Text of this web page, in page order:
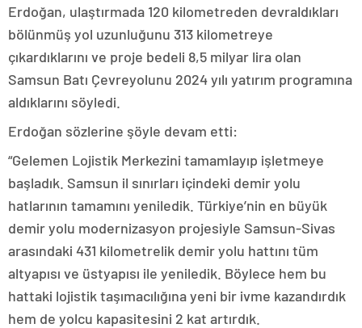
Erdoğan, ulaştırmada 120 kilometreden devraldıkları
bölünmüş yol uzunluğunu 313 kilometreye
çıkardıklarını ve proje bedeli 8,5 milyar lira olan
Samsun Batı Çevreyolunu 2024 yılı yatırım programına
aldıklarını söyledi.
Erdoğan sözlerine şöyle devam etti:
“Gelemen Lojistik Merkezini tamamlayıp işletmeye
başladık. Samsun il sınırları içindeki demir yolu
hatlarının tamamını yeniledik. Türkiye’nin en büyük
demir yolu modernizasyon projesiyle Samsun-Sivas
arasındaki 431 kilometrelik demir yolu hattını tüm
altyapısı ve üstyapısı ile yeniledik. Böylece hem bu
hattaki lojistik taşımacılığına yeni bir ivme kazandırdık
hem de yolcu kapasitesini 2 kat artırdık.